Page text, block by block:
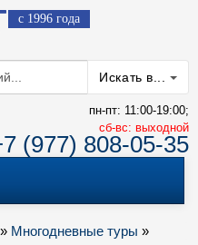
с 1996 года
Искать в...
пн-пт: 11:00-19:00;
cб-вс: выходной
(977) 808-05-35
» Многодневные туры »